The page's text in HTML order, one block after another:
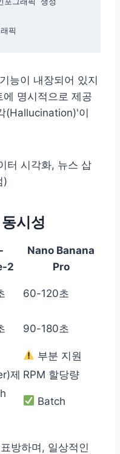
능이 내장되어 있지
명시적으로 제공
(Hallucination)'이
터 시각화, 뉴스 삽
)
시성
2
Nano Banana
Pro
60-120초
90-180초
부분 지원
제 RPM 할당량
Batch
방하며, 일상적인